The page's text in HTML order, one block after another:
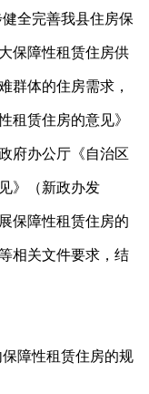
全完善我县住房保
保障性租赁住房供
群体的住房需求，
租赁住房的意见》
府办公厅《自治区
》（新政办发
保障性租赁住房的
相关文件要求，结
障性租赁住房的规